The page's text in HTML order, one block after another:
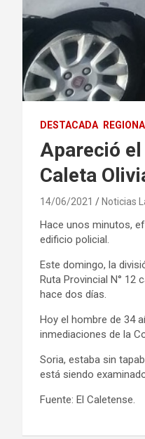
DESTACADA
Apareció
Caleta
14/06/2021 Noticias
Hace unos minutos,
edificio policial.
Este domingo, la
Ruta Provincial N° 12
hace dos días.
Hoy el hombre de 34
inmediaciones de la
Soria, estaba sin
está siendo
Fuente: El Caletense.